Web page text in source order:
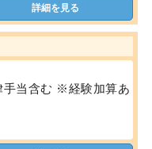
詳細を見る
当含む ※経験加算あ